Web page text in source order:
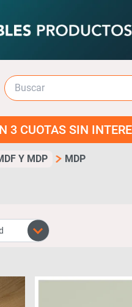
SIN INTERES!
Y MDP MDP